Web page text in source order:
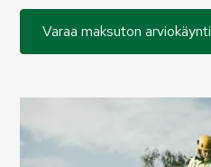
Varaa maksuton arviokäynti